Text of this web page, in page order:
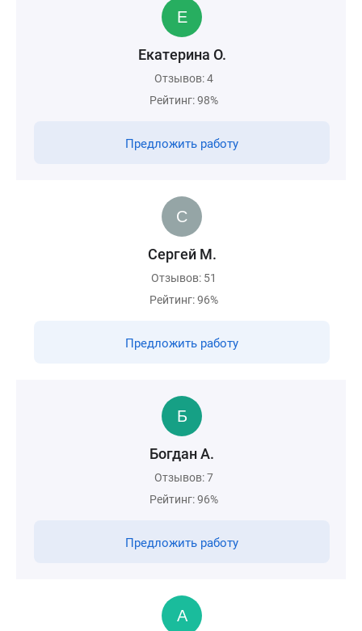
Екатерина О.
Отзывов: 4
Рейтинг: 98%
Предложить работу
Сергей М.
Отзывов: 51
Рейтинг: 96%
Предложить работу
Богдан А.
Отзывов: 7
Рейтинг: 96%
Предложить работу